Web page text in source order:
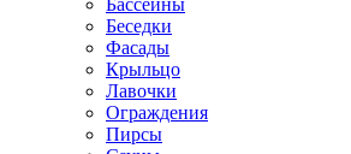
Бассейны
Беседки
Фасады
Крыльцо
Лавочки
Ограждения
Пирсы